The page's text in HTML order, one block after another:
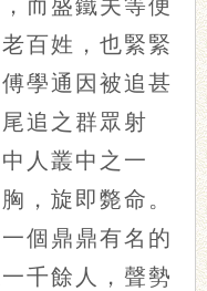
而盛鐵夫等便
百姓，也緊緊
學通因被追甚
追之群眾射
人叢中之一
，旋即斃命。
個鼎鼎有名的
千餘人，聲勢